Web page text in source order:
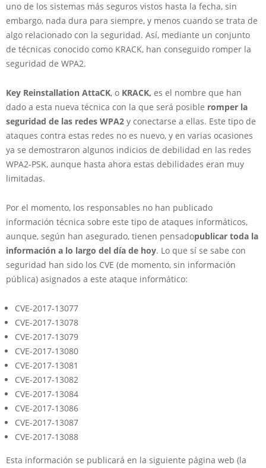
uno de los sistemas más seguros vistos hasta la fecha, sin
embargo, nada dura para siempre, y menos cuando se trata de
algo relacionado con la seguridad. Así, mediante un conjunto
de técnicas conocido como KRACK, han conseguido romper la
seguridad de WPA2.
Key Reinstallation AttaCK, o KRACK, es el nombre que han
dado a esta nueva técnica con la que será posible romper la
seguridad de las redes WPA2 y conectarse a ellas. Este tipo de
ataques contra estas redes no es nuevo, y en varias ocasiones
ya se demostraron algunos indicios de debilidad en las redes
WPA2-PSK, aunque hasta ahora estas debilidades eran muy
limitadas.
Por el momento, los responsables no han publicado
información técnica sobre este tipo de ataques informáticos,
aunque, según han asegurado, tienen pensadopublicar toda la
información a lo largo del día de hoy. Lo que sí se sabe con
seguridad han sido los CVE (de momento, sin información
pública) asignados a este ataque informático:
CVE-2017-13077
CVE-2017-13078
CVE-2017-13079
CVE-2017-13080
CVE-2017-13081
CVE-2017-13082
CVE-2017-13084
CVE-2017-13086
CVE-2017-13087
CVE-2017-13088
Esta información se publicará en la siguiente página web (la